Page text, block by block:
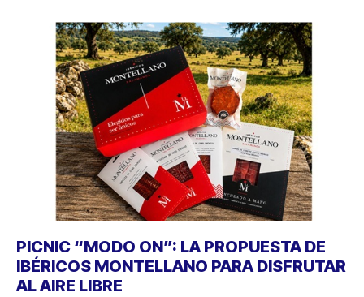
PICNIC “MODO ON”: LA PROPUESTA DE
IBÉRICOS MONTELLANO PARA DISFRUTAR
AL AIRE LIBRE